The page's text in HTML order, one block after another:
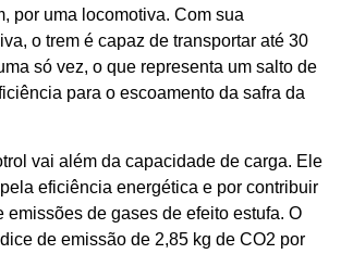
por uma locomotiva. Com sua
o trem é capaz de transportar até 30
só vez, o que representa um salto de
para o escoamento da safra da
vai além da capacidade de carga. Ele
eficiência energética e por contribuir
emissões de gases de efeito estufa. O
de emissão de 2,85 kg de CO2 por